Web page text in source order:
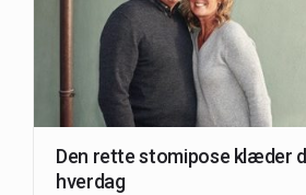
Den rette stomipose klæder
hverdag